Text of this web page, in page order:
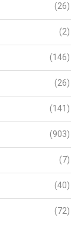
(26)
(2)
(146)
(26)
(141)
(903)
(7)
(40)
(72)